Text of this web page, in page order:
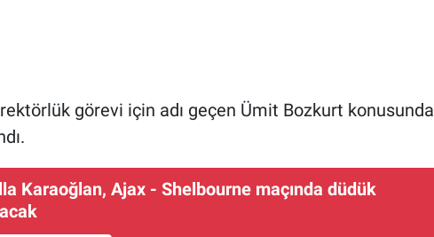
görevi için adı geçen Ümit Bozkurt konusunda
Karaoğlan, Ajax - Shelbourne maçında düdük